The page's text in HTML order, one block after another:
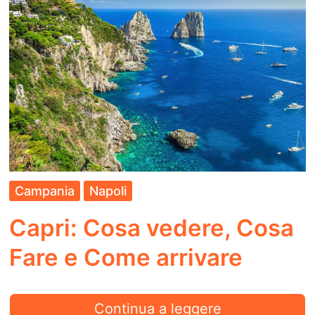
Cosa
Fare
e
Come
arrivare
Campania Napoli
Capri: Cosa vedere, Cosa
Fare e Come arrivare
Capri:
Continua a leggere